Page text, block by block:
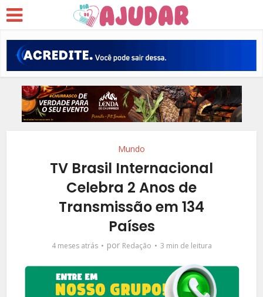
Mundo
TV Brasil Internacional
Celebra 2 Anos de
Transmissão em 134
Países
4 meses atrás por Redação 3 min de leitura